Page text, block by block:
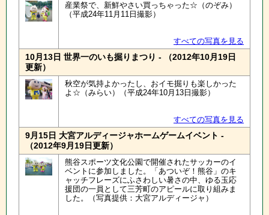
産業祭で、新鮮やさい買っちゃった☆（のぞみ）
（平成24年11月11日撮影）
すべての写真を見る
10月13日 世界一のいも掘りまつり - （2012年10月19日
更新）
秋空が気持よかったし、おイモ掘りも楽しかった
よ☆（みらい）（平成24年10月13日撮影）
すべての写真を見る
9月15日 大宮アルディージャホームゲームイベント -
（2012年9月19日更新）
熊谷スポーツ文化公園で開催されたサッカーのイ
ベントに参加しました。「あついぞ！熊谷」のキ
ャッチフレーズにふさわしい暑さの中、ゆる玉応
援団の一員として三芳町のアピールに取り組みま
した。（写真提供：大宮アルディージャ）